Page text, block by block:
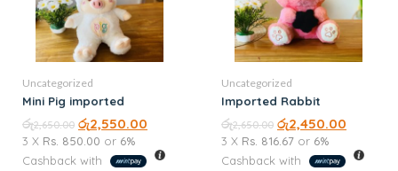
Uncategorized
Mini Pig imported
රු2,650.00 රු2,550.00
3 X Rs. 850.00 or 6%
Cashback with
Uncategorized
Imported Rabbit
රු2,650.00 රු2,450.00
3 X Rs. 816.67 or 6%
Cashback with